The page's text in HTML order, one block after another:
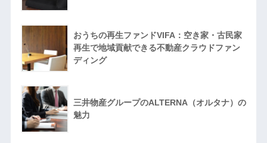
おうちの再生ファンドVIFA：空き家・古民家
再生で地域貢献できる不動産クラウドファン
ディング
三井物産グループのALTERNA（オルタナ）の
魅力